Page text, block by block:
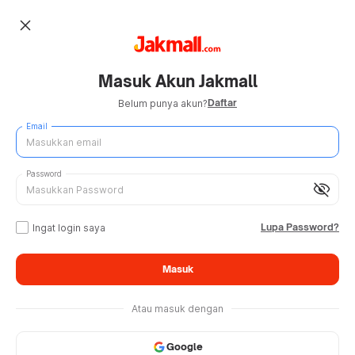
close
Masuk Akun Jakmall
Belum punya akun?Daftar
Email
visibility_off
Password
Ingat login saya Lupa Password?
Masuk
Atau masuk dengan
Google